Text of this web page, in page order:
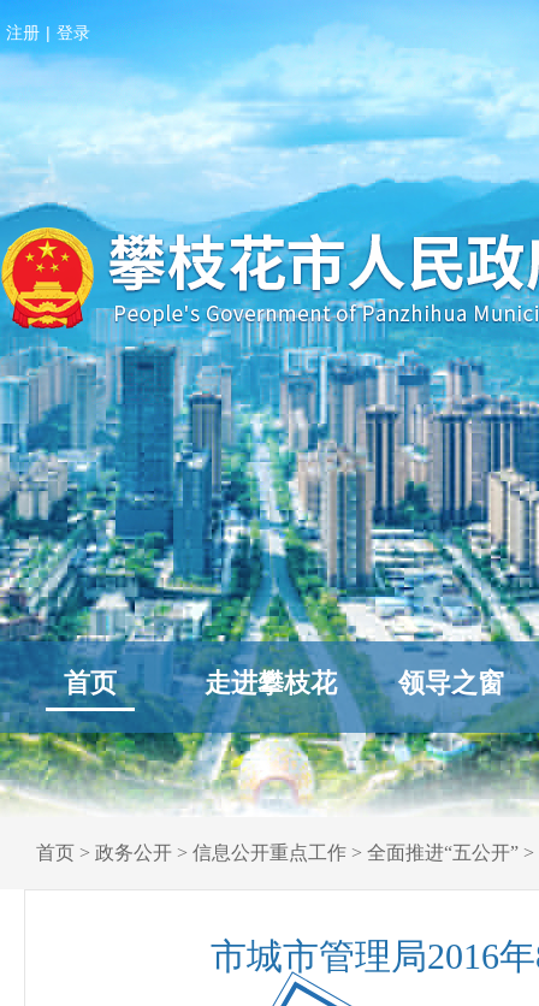
注册 | 登录
首页 走进攀枝花 领导之窗
首页 > 政务公开 > 信息公开重点工作 > 全面推进“五公开” >
市城市管理局2016